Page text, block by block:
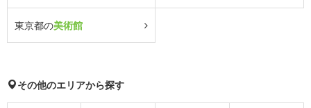
東京都の美術館
その他のエリアから探す